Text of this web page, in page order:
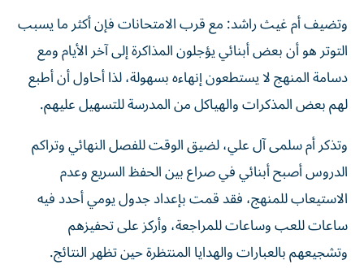
وتضيف أم غيث راشد: مع قرب الامتحانات فإن أكثر ما يسبب
التوتر هو أن بعض أبنائي يؤجلون المذاكرة إلى آخر الأيام ومع
دسامة المنهج لا يستطعون إنهاءه بسهولة، لذا أحاول أن أطبع
لهم بعض المذكرات والهياكل من المدرسة للتسهيل عليهم.
وتذكر أم سلمى آل علي، لضيق الوقت للفصل النهائي وتراكم
الدروس أصبح أبنائي في صراع بين الحفظ السريع وعدم
الاستيعاب للمنهج، فقد قمت بإعداد جدول يومي أحدد فيه
ساعات للعب وساعات للمراجعة، وأركز على تحفيزهم
وتشجيعهم بالعبارات والهدايا المنتظرة حين تظهر النتائج.